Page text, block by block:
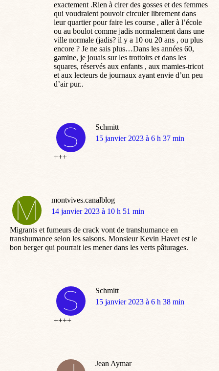
exactement .Rien à cirer des gosses et des femmes
qui voudraient pouvoir circuler librement dans
leur quartier pour faire les course , aller à l’école
ou au boulot comme jadis normalement dans une
ville normale (jadis? il y a 10 ou 20 ans , ou plus
encore ? Je ne sais plus…Dans les années 60,
gamine, je jouais sur les trottoirs et dans les
squares, réservés aux enfants , aux mamies-tricot
et aux lecteurs de journaux ayant envie d’un peu
d’air pur..
Schmitt
dit
15 janvier 2023 à 6 h 37 min
+++
montvives.canalblog
dit
14 janvier 2023 à 10 h 51 min
Migrants et fumeurs de crack vont de transhumance en
transhumance selon les saisons. Monsieur Kevin Havet est le
bon berger qui pourrait les mener dans les verts pâturages.
Schmitt
dit
15 janvier 2023 à 6 h 38 min
++++
Jean Aymar